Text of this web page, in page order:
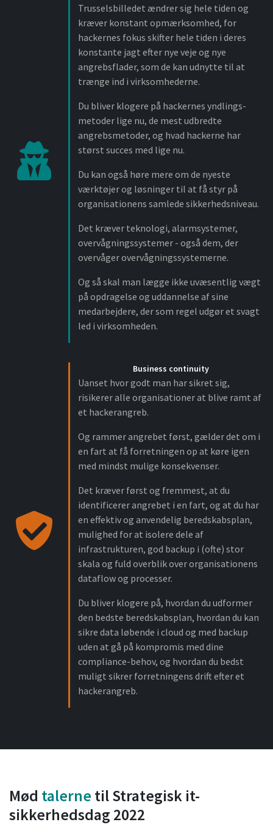
Trusselsbilledet ændrer sig hele tiden og
kræver konstant opmærksomhed, for
hackernes fokus skifter hele tiden i deres
konstante jagt efter nye veje og nye
angrebsflader, som de kan udnytte til at
trænge ind i virksomhederne.
Du bliver klogere på hackernes yndlings-
metoder lige nu, de mest udbredte
angrebsmetoder, og hvad hackerne har
størst succes med lige nu.
Du kan også høre mere om de nyeste
værktøjer og løsninger til at få styr på
organisationens samlede sikkerhedsniveau.
Det kræver teknologi, alarmsystemer,
overvågningssystemer - også dem, der
overvåger overvågningssystemerne.
Og så skal man lægge ikke uvæsentlig vægt
på opdragelse og uddannelse af sine
medarbejdere, der som regel udgør et svagt
led i virksomheden.
Business continuity
Uanset hvor godt man har sikret sig,
risikerer alle organisationer at blive ramt af
et hackerangreb.
Og rammer angrebet først, gælder det om i
en fart at få forretningen op at køre igen
med mindst mulige konsekvenser.
Det kræver først og fremmest, at du
identificerer angrebet i en fart, og at du har
en effektiv og anvendelig beredskabsplan,
mulighed for at isolere dele af
infrastrukturen, god backup i (ofte) stor
skala og fuld overblik over organisationens
dataflow og processer.
Du bliver klogere på, hvordan du udformer
den bedste beredskabsplan, hvordan du kan
sikre data løbende i cloud og med backup
uden at gå på kompromis med dine
compliance-behov, og hvordan du bedst
muligt sikrer forretningens drift efter et
hackerangreb.
Mød talerne til Strategisk it-
sikkerhedsdag 2022